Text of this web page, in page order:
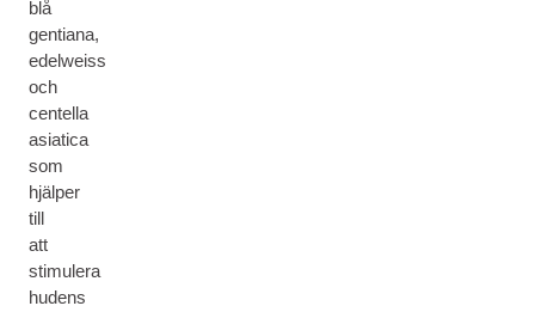
blå
gentiana,
edelweiss
och
centella
asiatica
som
hjälper
till
att
stimulera
hudens